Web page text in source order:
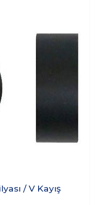
/ V Kayış